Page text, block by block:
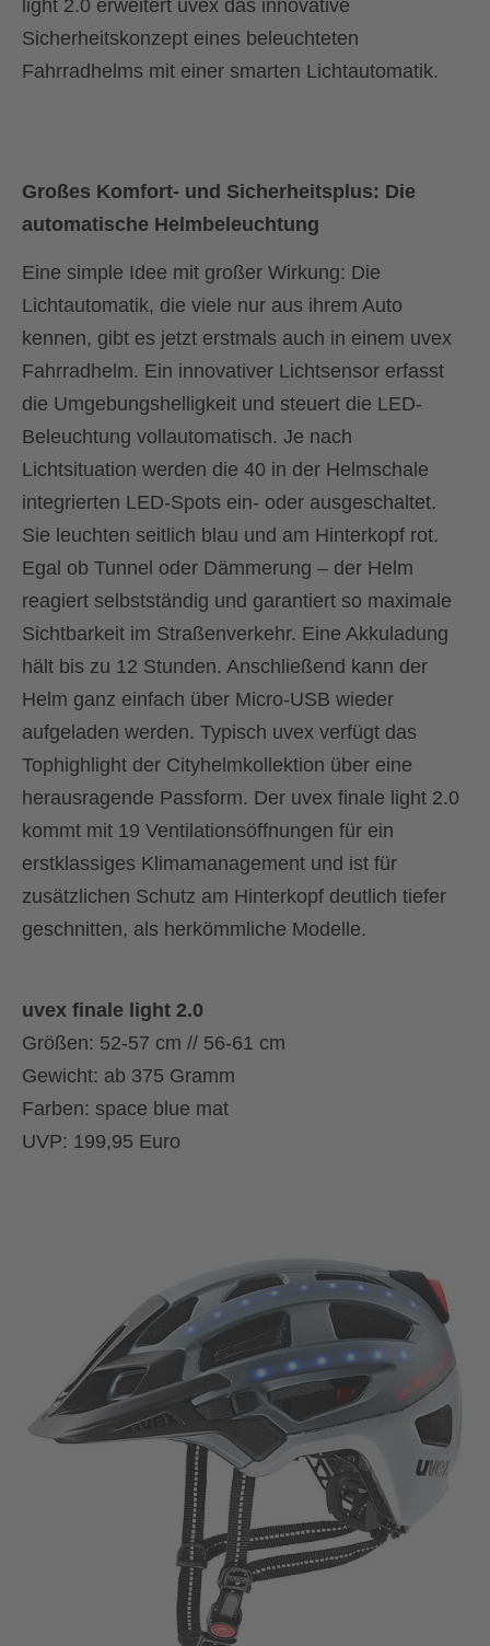
light 2.0 erweitert uvex das innovative
Sicherheitskonzept eines beleuchteten
Fahrradhelms mit einer smarten Lichtautomatik.
Großes Komfort- und Sicherheitsplus: Die
automatische Helmbeleuchtung
Eine simple Idee mit großer Wirkung: Die
Lichtautomatik, die viele nur aus ihrem Auto
kennen, gibt es jetzt erstmals auch in einem uvex
Fahrradhelm. Ein innovativer Lichtsensor erfasst
die Umgebungshelligkeit und steuert die LED-
Beleuchtung vollautomatisch. Je nach
Lichtsituation werden die 40 in der Helmschale
integrierten LED-Spots ein- oder ausgeschaltet.
Sie leuchten seitlich blau und am Hinterkopf rot.
Egal ob Tunnel oder Dämmerung – der Helm
reagiert selbstständig und garantiert so maximale
Sichtbarkeit im Straßenverkehr. Eine Akkuladung
hält bis zu 12 Stunden. Anschließend kann der
Helm ganz einfach über Micro-USB wieder
aufgeladen werden. Typisch uvex verfügt das
Tophighlight der Cityhelmkollektion über eine
herausragende Passform. Der uvex finale light 2.0
kommt mit 19 Ventilationsöffnungen für ein
erstklassiges Klimamanagement und ist für
zusätzlichen Schutz am Hinterkopf deutlich tiefer
geschnitten, als herkömmliche Modelle.
uvex finale light 2.0
Größen: 52-57 cm // 56-61 cm
Gewicht: ab 375 Gramm
Farben: space blue mat
UVP: 199,95 Euro